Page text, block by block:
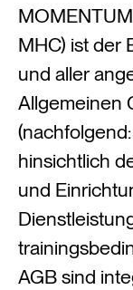
MHC) ist der
und aller
Allgemeinen
hinsichtlich
und
AGB sind